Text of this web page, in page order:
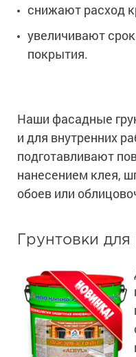
снижают расход
увеличивают
покрытия.
Наши фасадные
и для внутренних
подготавливают
нанесением клея,
обоев или
Грунтовки